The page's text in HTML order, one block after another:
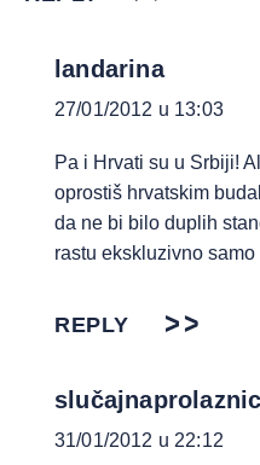
landarina
27/01/2012 u 13:03
Pa i Hrvati su u Srbiji!
oprostiš hrvatskim
da ne bi bilo duplih
rastu ekskluzivno
REPLY
31/01/2012 u 22:12